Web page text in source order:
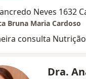
Bruna Maria Cardoso
consulta Nutrição
Dra.